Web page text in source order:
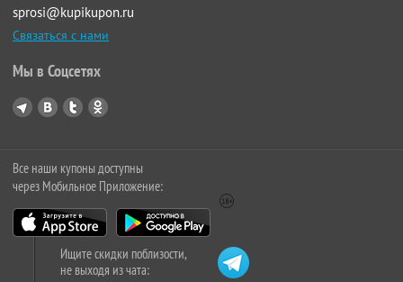
sprosi@kupikupon.ru
Связаться с нами
Мы в Соцсетях
Все наши купоны доступны
через Мобильное Приложение:
Ищите скидки поблизости,
не выходя из чата: